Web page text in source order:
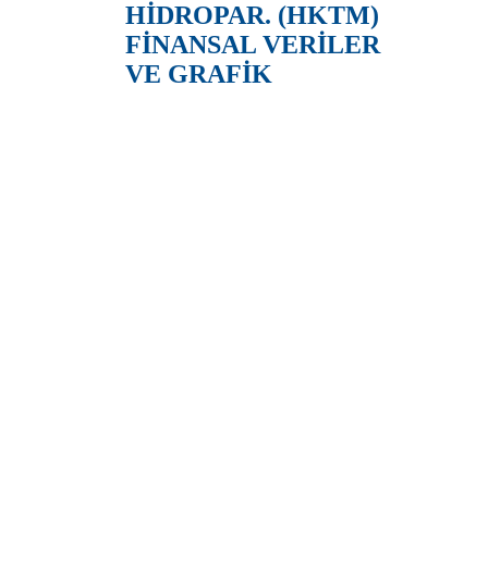
HİDROPAR. (HKTM)
FİNANSAL VERİLER
VE GRAFİK